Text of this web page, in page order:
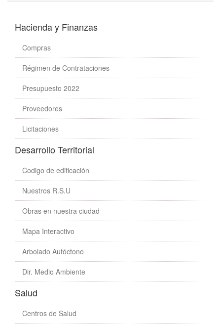
Hacienda y Finanzas
Compras
Régimen de Contrataciones
Presupuesto 2022
Proveedores
Licitaciones
Desarrollo Territorial
Codigo de edificación
Nuestros R.S.U
Obras en nuestra ciudad
Mapa Interactivo
Arbolado Autóctono
Dir. Medio Ambiente
Salud
Centros de Salud